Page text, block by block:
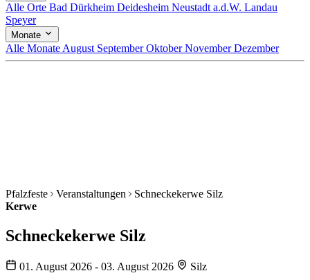
Alle Orte Bad Dürkheim Deidesheim Neustadt a.d.W. Landau
Speyer
Monate
Alle Monate August SeptemberOktoberNovemberDezember
Pfalzfeste Veranstaltungen
Schneckekerwe Silz
Kerwe
Schneckekerwe Silz
01. August 2026 - 03. August 2026 Silz